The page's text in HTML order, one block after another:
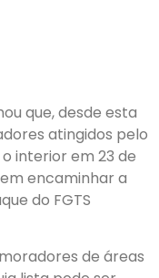
que, desde esta
atingidos pelo
interior em 23 de
encaminhar a
do FGTS
de áreas